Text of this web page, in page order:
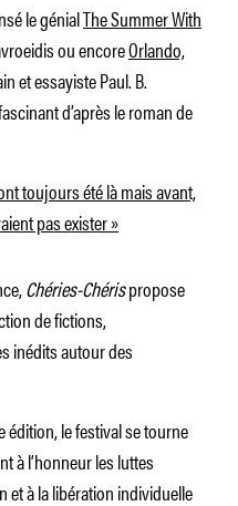
le génialThe Summer With
ou encoreOrlando,
et essayiste Paul. B.
d’après le roman de
toujours été là mais avant,
pas exister »
Chéries-Chérispropose
de fictions,
inédits autour des
édition, le festival se tourne
à l’honneur les luttes
et à la libération individuelle